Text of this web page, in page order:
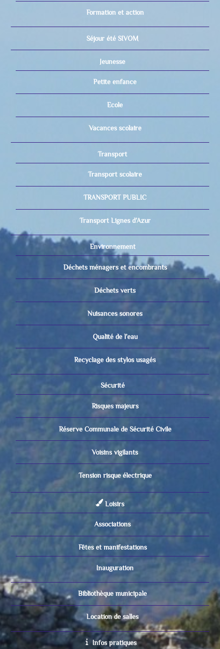
Formation et action
Séjour été SIVOM
Jeunesse
Petite enfance
Ecole
Vacances scolaire
Transport
Transport scolaire
TRANSPORT PUBLIC
Transport Lignes d’Azur
Environnement
Déchets ménagers et encombrants
Déchets verts
Nuisances sonores
Qualité de l’eau
Recyclage des stylos usagés
Sécurité
Risques majeurs
Réserve Communale de Sécurité Civile
Voisins vigilants
Tension risque électrique
Loisirs
Associations
Fêtes et manifestations
Inauguration
Bibliothèque municipale
Location de salles
Infos pratiques